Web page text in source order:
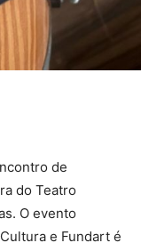
de
do Teatro
O evento
e Fundart é